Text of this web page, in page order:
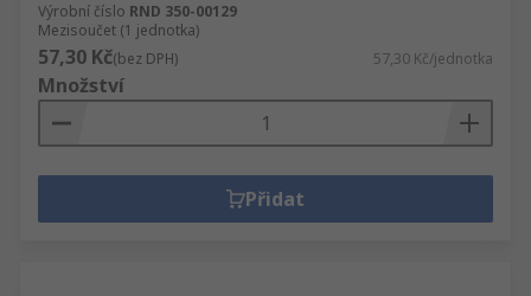
Výrobní číslo RND 350-00129
Mezisoučet (1 jednotka)
57,30 Kč(bez DPH) 57,30 Kč/jednotka
Množství
Přidat